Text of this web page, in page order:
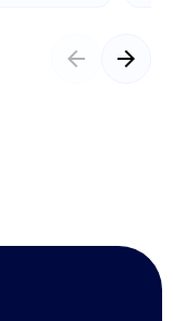
arrow_back arrow_forward